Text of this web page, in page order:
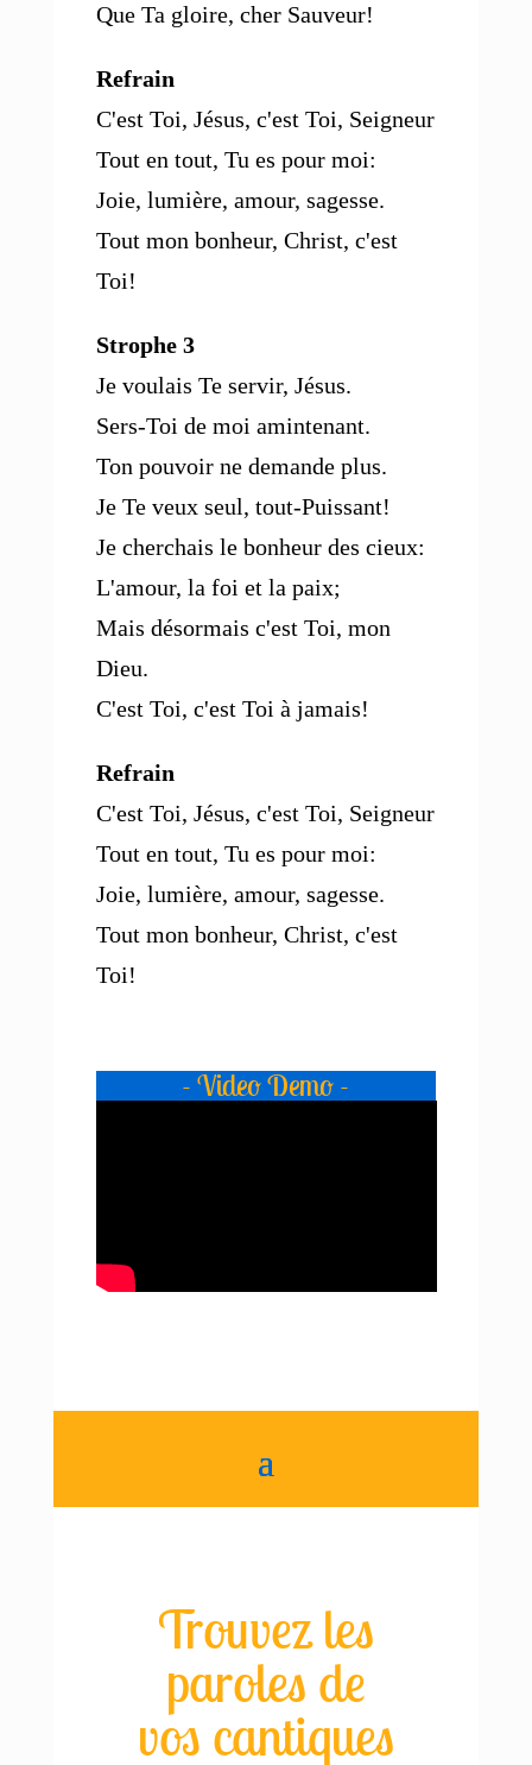
Que Ta gloire, cher Sauveur!
Refrain
C'est Toi, Jésus, c'est Toi, Seigneur
Tout en tout, Tu es pour moi:
Joie, lumière, amour, sagesse.
Tout mon bonheur, Christ, c'est
Toi!
Strophe 3
Je voulais Te servir, Jésus.
Sers-Toi de moi amintenant.
Ton pouvoir ne demande plus.
Je Te veux seul, tout-Puissant!
Je cherchais le bonheur des cieux:
L'amour, la foi et la paix;
Mais désormais c'est Toi, mon
Dieu.
C'est Toi, c'est Toi à jamais!
Refrain
C'est Toi, Jésus, c'est Toi, Seigneur
Tout en tout, Tu es pour moi:
Joie, lumière, amour, sagesse.
Tout mon bonheur, Christ, c'est
Toi!
- Video Demo -
Trouvez les
paroles de
vos cantiques